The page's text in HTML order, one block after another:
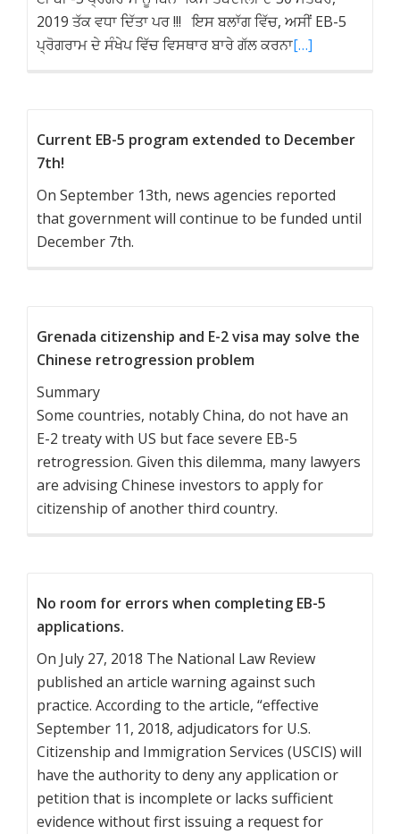
2019 ਤੱਕ ਵਧਾ ਦਿੱਤਾ ਪਰ !!! ਇਸ ਬਲਾੱਗ ਵਿੱਚ, ਅਸੀਂ EB-5
ਪ੍ਰੋਗਰਾਮ ਦੇ ਸੰਖੇਪ ਵਿੱਚ ਵਿਸਥਾਰ ਬਾਰੇ ਗੱਲ ਕਰਨਾ[…]
Current EB-5 program extended to December
7th!
On September 13th, news agencies reported
that government will continue to be funded until
December 7th.
Grenada citizenship and E-2 visa may solve the
Chinese retrogression problem
Summary
Some countries, notably China, do not have an
E-2 treaty with US but face severe EB-5
retrogression. Given this dilemma, many lawyers
are advising Chinese investors to apply for
citizenship of another third country.
No room for errors when completing EB-5
applications.
On July 27, 2018 The National Law Review
published an article warning against such
practice. According to the article, “effective
September 11, 2018, adjudicators for U.S.
Citizenship and Immigration Services (USCIS) will
have the authority to deny any application or
petition that is incomplete or lacks sufficient
evidence without first issuing a request for